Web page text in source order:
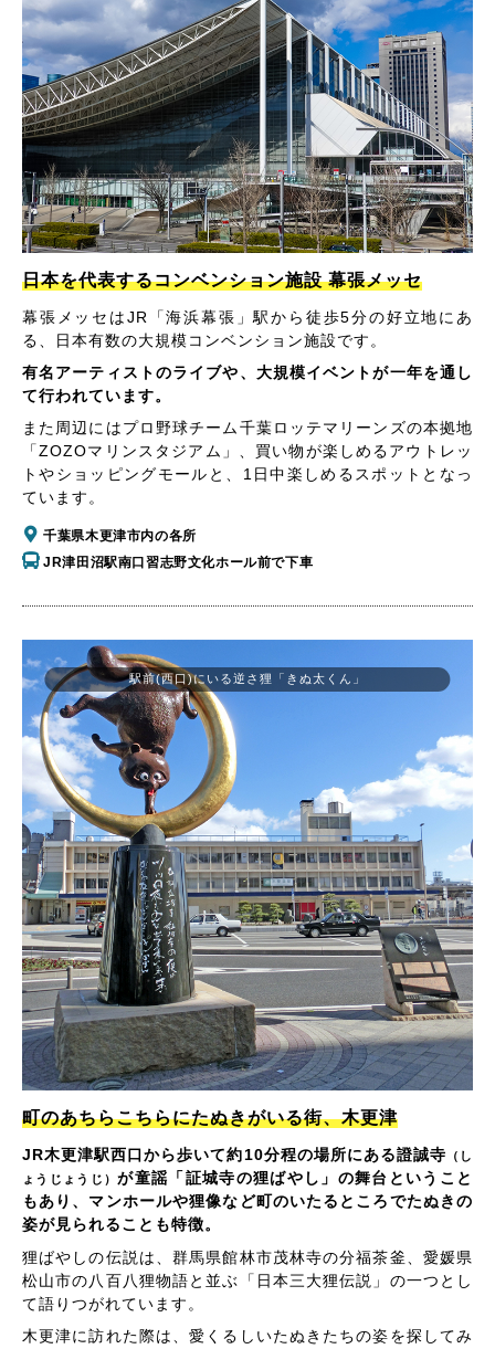
日本を代表するコンベンション施設 幕張メッセ
幕張メッセはJR「海浜幕張」駅から徒歩5分の好立地にあ
る、日本有数の大規模コンベンション施設です。
有名アーティストのライブや、大規模イベントが一年を通し
て行われています。
また周辺にはプロ野球チーム千葉ロッテマリーンズの本拠地
「ZOZOマリンスタジアム」、買い物が楽しめるアウトレッ
トやショッピングモールと、1日中楽しめるスポットとなっ
ています。
千葉県木更津市内の各所
JR津田沼駅南口習志野文化ホール前で下車
駅前(西口)にいる逆さ狸「きぬ太くん」
町のあちらこちらにたぬきがいる街、木更津
JR木更津駅西口から歩いて約10分程の場所にある證誠寺 （し
ょうじょうじ）が童謡「証城寺の狸ばやし」の舞台ということ
もあり、マンホールや狸像など町のいたるところでたぬきの
姿が見られることも特徴。
狸ばやしの伝説は、群馬県館林市茂林寺の分福茶釜、愛媛県
松山市の八百八狸物語と並ぶ「日本三大狸伝説」の一つとし
て語りつがれています。
木更津に訪れた際は、愛くるしいたぬきたちの姿を探してみ